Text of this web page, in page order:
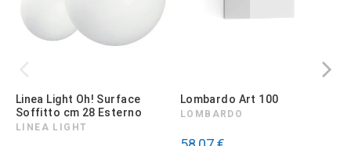
Linea Light Oh! Surface
Soffitto cm 28 Esterno
LINEA LIGHT
Lombardo Art 100
LOMBARDO